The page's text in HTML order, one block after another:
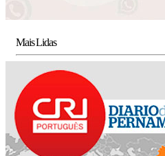
Mais Lidas